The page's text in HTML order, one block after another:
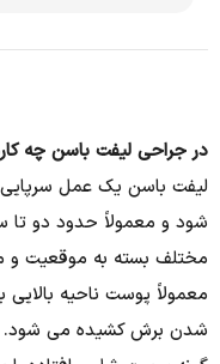
در جراحی لیفت باسن چه
لیفت باسن یک عمل
شود و معمولاً حدود دو
مختلف بسته به موقعیت
معمولاً پوست ناحیه
شدن برش کشیده می شود.